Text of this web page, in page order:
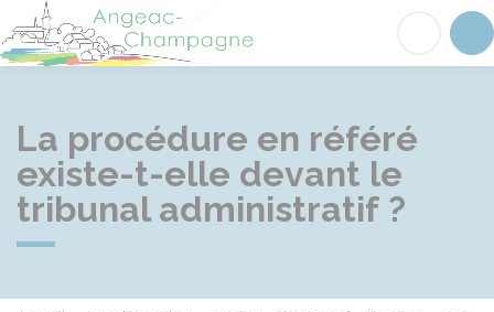
Angeac-Champagne
La procédure en référé
existe-t-elle devant le
tribunal administratif ?